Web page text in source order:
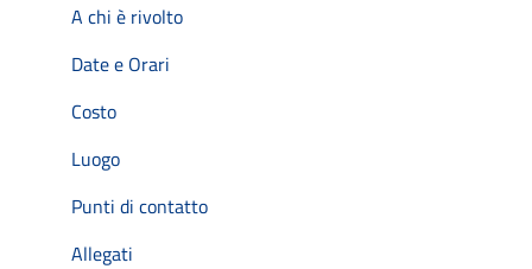
A chi è rivolto
Date e Orari
Costo
Luogo
Punti di contatto
Allegati